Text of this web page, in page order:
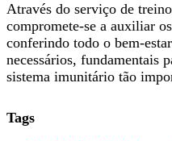
Através do serviço de
compromete-se a auxiliar
conferindo todo o bem-
necessários, fundamentais
sistema imunitário tão
Tags